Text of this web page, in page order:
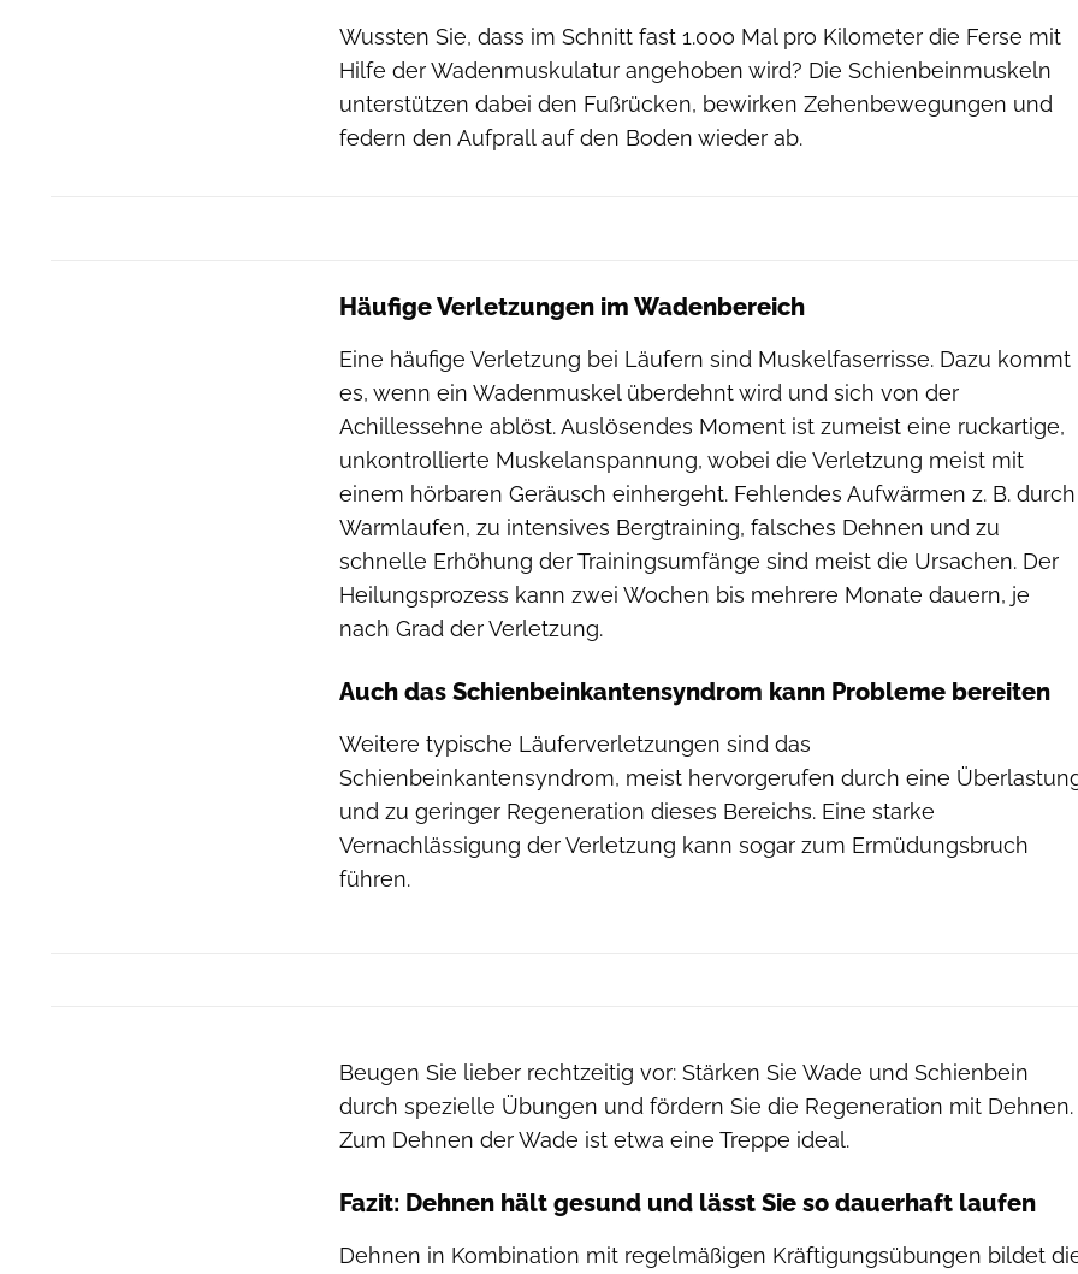
Wussten Sie, dass im Schnitt fast 1.000 Mal pro Kilometer die Ferse mit
Hilfe der Wadenmuskulatur angehoben wird? Die Schienbeinmuskeln
unterstützen dabei den Fußrücken, bewirken Zehenbewegungen und
federn den Aufprall auf den Boden wieder ab.
Häufige Verletzungen im Wadenbereich
Eine häufige Verletzung bei Läufern sind Muskelfaserrisse. Dazu kommt
es, wenn ein Wadenmuskel überdehnt wird und sich von der
Achillessehne ablöst. Auslösendes Moment ist zumeist eine ruckartige,
unkontrollierte Muskelanspannung, wobei die Verletzung meist mit
einem hörbaren Geräusch einhergeht. Fehlendes Aufwärmen z. B. durch
Warmlaufen, zu intensives Bergtraining, falsches Dehnen und zu
schnelle Erhöhung der Trainingsumfänge sind meist die Ursachen. Der
Heilungsprozess kann zwei Wochen bis mehrere Monate dauern, je
nach Grad der Verletzung.
Auch das Schienbeinkantensyndrom kann Probleme bereiten
Weitere typische Läuferverletzungen sind das
Schienbeinkantensyndrom, meist hervorgerufen durch eine
und zu geringer Regeneration dieses Bereichs. Eine starke
Vernachlässigung der Verletzung kann sogar zum Ermüdungsbruch
führen.
Beugen Sie lieber rechtzeitig vor: Stärken Sie Wade und Schienbein
durch spezielle Übungen und fördern Sie die Regeneration mit Dehnen.
Zum Dehnen der Wade ist etwa eine Treppe ideal.
Fazit: Dehnen hält gesund und lässt Sie so dauerhaft laufen
Dehnen in Kombination mit regelmäßigen Kräftigungsübungen bildet